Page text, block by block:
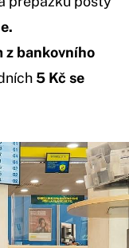
z bankovního
5 Kč se